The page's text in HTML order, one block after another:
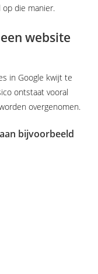
op die manier.
website
in Google kwijt te
ontstaat vooral
overgenomen.
bijvoorbeeld